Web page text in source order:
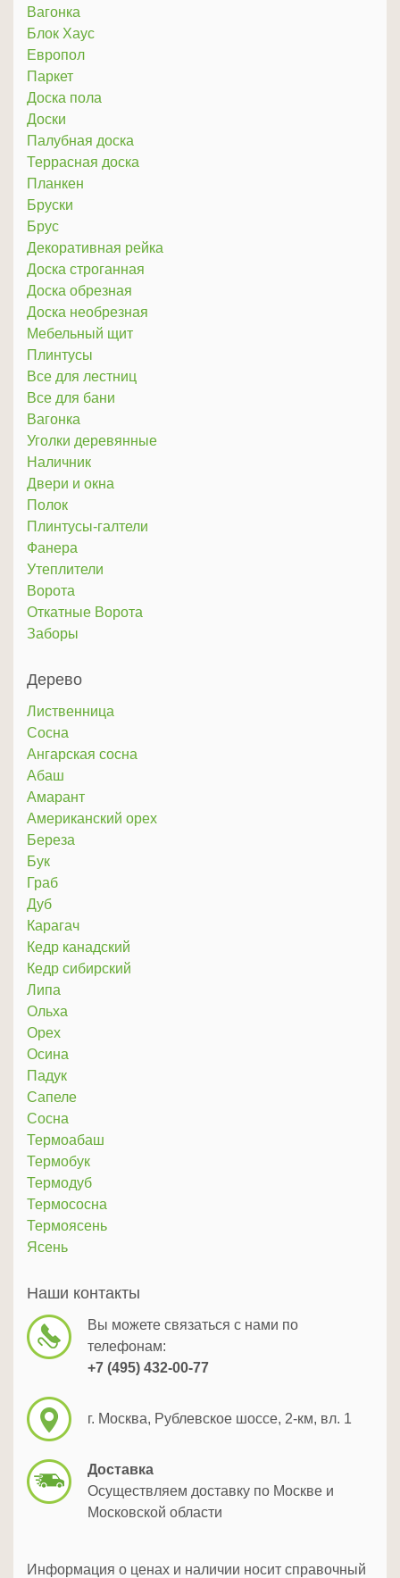
Вагонка
Блок Хаус
Европол
Паркет
Доска пола
Доски
Палубная доска
Террасная доска
Планкен
Бруски
Брус
Декоративная рейка
Доска строганная
Доска обрезная
Доска необрезная
Мебельный щит
Плинтусы
Все для лестниц
Все для бани
Вагонка
Уголки деревянные
Наличник
Двери и окна
Полок
Плинтусы-галтели
Фанера
Утеплители
Ворота
Откатные Ворота
Заборы
Дерево
Лиственница
Сосна
Ангарская сосна
Абаш
Амарант
Американский орех
Береза
Бук
Граб
Дуб
Карагач
Кедр канадский
Кедр сибирский
Липа
Ольха
Орех
Осина
Падук
Сапеле
Сосна
Термоабаш
Термобук
Термодуб
Термососна
Термоясень
Ясень
Наши контакты
Вы можете связаться с нами по
телефонам:
+7 (495) 432-00-77
г. Москва, Рублевское шоссе, 2-км, вл. 1
Доставка
Осуществляем доставку по Москве и
Московской области
Информация о ценах и наличии носит справочный